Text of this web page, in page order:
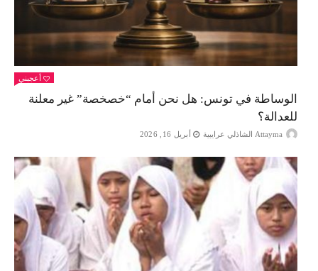
أعجبني
الوساطة في تونس: هل نحن أمام “خصخصة” غير معلنة
للعدالة؟
Attayma الشاذلي عرايبية أبريل 16, 2026